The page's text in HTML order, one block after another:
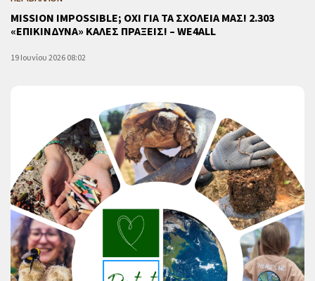
MISSION IMPOSSIBLE; ΟΧΙ ΓΙΑ ΤΑ ΣΧΟΛΕΙΑ ΜΑΣ! 2.303
«ΕΠΙΚΙΝΔΥΝΑ» ΚΑΛΕΣ ΠΡΑΞΕΙΣ! – WE4ALL
19 Ιουνίου 2026 08:02